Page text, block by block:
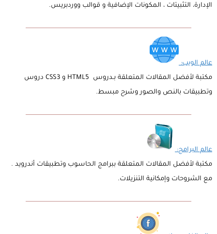
الإدارة، التثبيتات ، المكونات الإضافية و قوالب ووردبريس.
عالم الويب:
مكتبة لأفضل المقالات المتعلقة بـدروس HTML5 و CSS3 دروس
وتطبيقات بالنص والصور وشرح مبسط.
عالم البرامج:
مكتبة لأفضل المقالات المتعلقة ببرامج الحاسوب وتطبيقات أندرويد .
مع الشروحات وإمكانية التنزيلات.